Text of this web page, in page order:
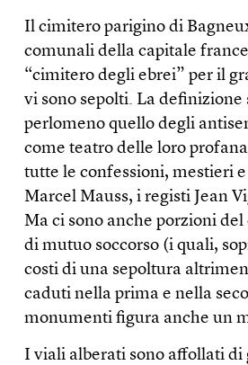
Il cimitero parigino di
comunali della capitale
“cimitero degli ebrei” per il
vi sono sepolti. La
perlomeno quello degli
come teatro delle loro
tutte le confessioni, mestieri
Marcel Mauss, i registi Jean
Ma ci sono anche porzioni
di mutuo soccorso (i quali,
costi di una sepoltura
caduti nella prima e nella
monumenti figura anche un
I viali alberati sono affollati di